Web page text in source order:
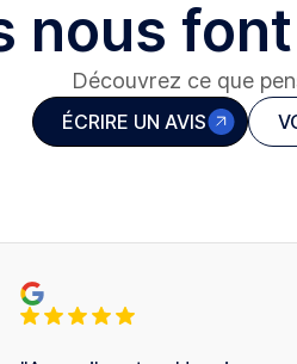
nous font
Découvrez ce que
ÉCRIRE UN AVIS